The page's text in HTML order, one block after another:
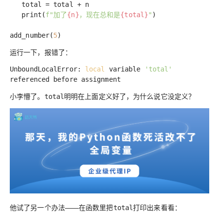
total = total + n
print(f"加了{n}，现在总和是{total}" )
add_number(5)
运行一下，报错了：
UnboundLocalError: local variable
'total'
referenced before assignment
小李懵了。 total 明明在上面定义好了，为什么说它没定义？
他试了另一个办法——在函数里把total打印出来看看：